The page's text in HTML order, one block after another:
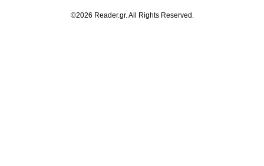
©2026 Reader.gr. All Rights Reserved.